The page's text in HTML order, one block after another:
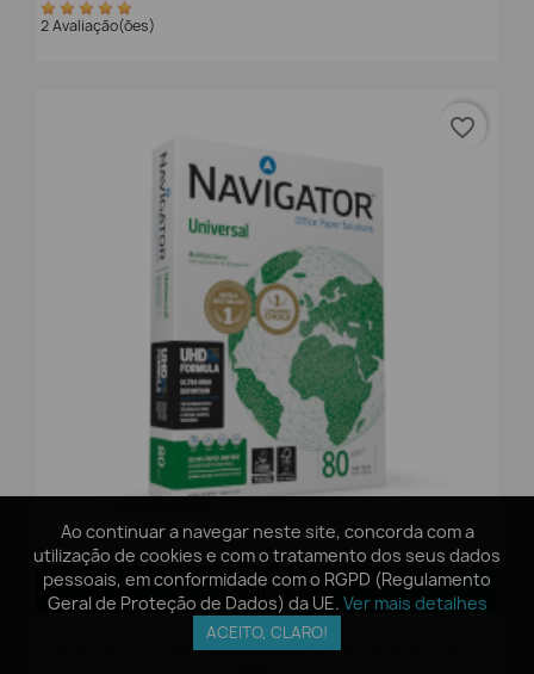
Ao continuar a navegar neste site, concorda com a
utilização de cookies e com o tratamento dos seus dados
pessoais, em conformidade com o RGPD (Regulamento
Geral de Proteção de Dados) da UE. Ver mais detalhes
ACEITO, CLARO!
2 Avaliação(ões)
Comprar
Papel De Fotocópia A3 Navigator Universal 80g – Resma
favorite_border
Ao continuar a navegar neste site, concorda com a
utilização de cookies e com o tratamento dos seus dados
pessoais, em conformidade com o RGPD (Regulamento
Geral de Proteção de Dados) da UE. Ver mais detalhes
ACEITO, CLARO!